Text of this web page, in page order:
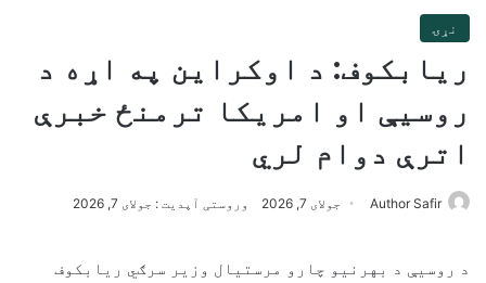
نړۍ
ریابکوف: د اوکراین په اړه د
روسیې او امریکا ترمنځ خبرې
اترې دوام لري
Author Safir جولای 7, 2026 وروستی آپدیت : جولای 7, 2026
د روسیې د بهرنیو چارو مرستیال وزیر سرګي ریابکوف